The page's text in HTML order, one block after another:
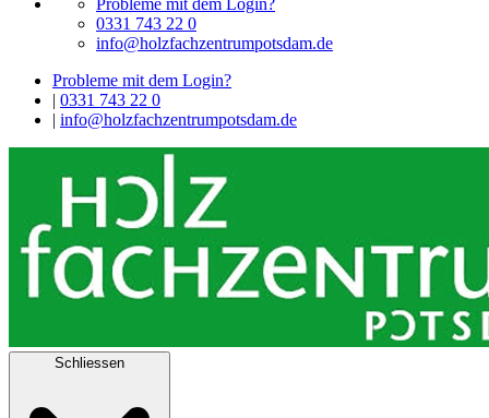
Probleme mit dem Login?
0331 743 22 0
info@holzfachzentrumpotsdam.de
Probleme mit dem Login?
| 0331 743 22 0
| info@holzfachzentrumpotsdam.de
Schliessen